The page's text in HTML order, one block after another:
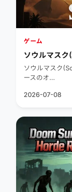
ゲーム
ソウルマス
ソウルマスク
ースのオ…
2026-07-08